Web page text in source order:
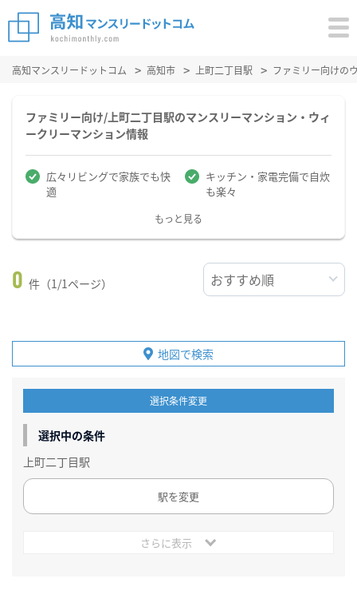
高知マンスリードットコム 高知市 上町二丁目駅 ファミリー向けの
ファミリー向け/上町二丁目駅のマンスリーマンション・ウィ
ークリーマンション情報
広々リビングで家族でも快
適
キッチン・家電完備で自炊
も楽々
もっと見る
0 件（1/1ページ）
地図で検索
選択条件変更
選択中の条件
上町二丁目駅
駅を変更
さらに表示